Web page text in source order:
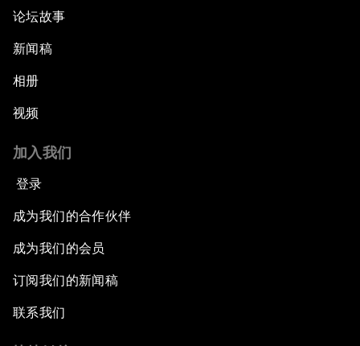
论坛故事
新闻稿
相册
视频
加入我们
登录
成为我们的合作伙伴
成为我们的会员
订阅我们的新闻稿
联系我们